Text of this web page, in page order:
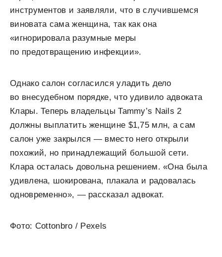
инструментов и заявляли, что в случившемся
виновата сама женщина, так как она
«игнорировала разумные меры
по предотвращению инфекции».
Однако салон согласился уладить дело
во внесудебном порядке, что удивило адвоката
Клары. Теперь владельцы Tammy’s Nails 2
должны выплатить женщине $1,75 млн, а сам
салон уже закрылся — вместо него открыли
похожий, но принадлежащий большой сети.
Клара осталась довольна решением. «Она была
удивлена, шокирована, плакала и радовалась
одновременно», — рассказал адвокат.
Фото: Cottonbro / Pexels